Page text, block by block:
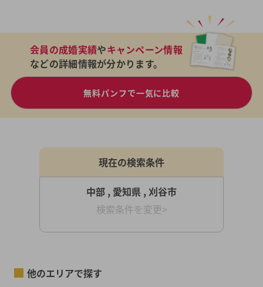
会員の成婚実績やキャンペーン情報
などの詳細情報が分かります。
無料パンフで一気に比較
現在の検索条件
中部 , 愛知県 , 刈谷市
検索条件を変更>
他のエリアで探す